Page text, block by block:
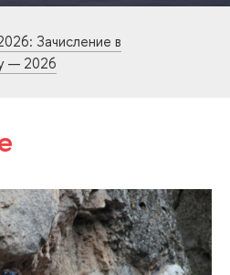
Зачисление в
— 2026